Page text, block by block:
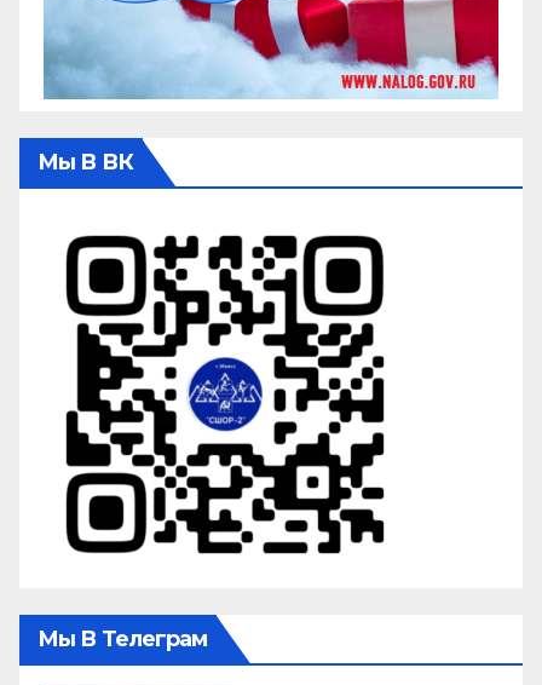
Мы В ВК
Мы В Телеграм